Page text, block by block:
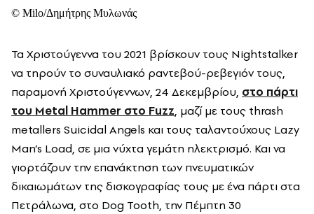
© Milo/Δημήτρης Μυλωνάς
Τα Χριστούγεννα του 2021 βρίσκουν τους Nightstalker
να τηρούν το συναυλιακό ραντεβού-ρεβεγιόν τους,
παραμονή Χριστούγεννων, 24 Δεκεμβρίου, στο πάρτι
του Metal Hammer στο Fuzz, μαζί με τους thrash
metallers Suicidal Angels και τους ταλαντούχους Lazy
Man’s Load, σε μια νύχτα γεμάτη ηλεκτρισμό. Και να
γιορτάζουν την επανάκτηση των πνευματικών
δικαιωμάτων της δισκογραφίας τους με ένα πάρτι στα
Πετράλωνα, στο Dog Tooth, την Πέμπτη 30